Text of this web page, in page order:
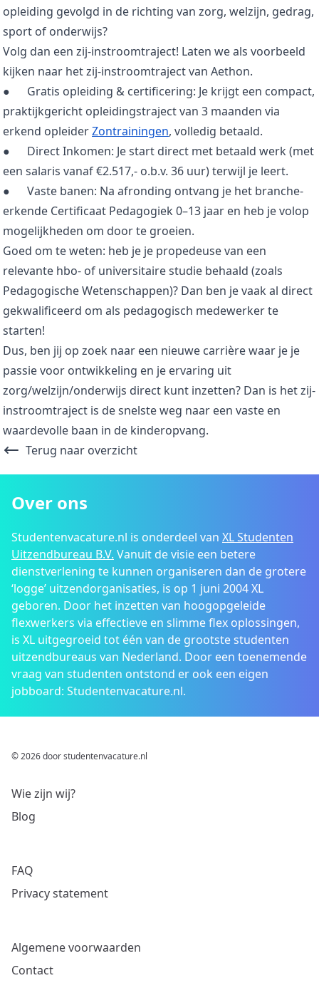
opleiding gevolgd in de richting van zorg, welzijn, gedrag,
sport of onderwijs?
Volg dan een zij-instroomtraject! Laten we als voorbeeld
kijken naar het zij-instroomtraject van Aethon.
● Gratis opleiding & certificering: Je krijgt een compact,
praktijkgericht opleidingstraject van 3 maanden via
erkend opleiderZontrainingen, volledig betaald.
● Direct Inkomen: Je start direct met betaald werk (met
een salaris vanaf €2.517,- o.b.v. 36 uur) terwijl je leert.
● Vaste banen: Na afronding ontvang je het branche-
erkende Certificaat Pedagogiek 0–13 jaar en heb je volop
mogelijkheden om door te groeien.
Goed om te weten: heb je je propedeuse van een
relevante hbo- of universitaire studie behaald (zoals
Pedagogische Wetenschappen)? Dan ben je vaak al direct
gekwalificeerd om als pedagogisch medewerker te
starten!
Dus, ben jij op zoek naar een nieuwe carrière waar je je
passie voor ontwikkeling en je ervaring uit
zorg/welzijn/onderwijs direct kunt inzetten? Dan is het zij-
instroomtraject is de snelste weg naar een vaste en
waardevolle baan in de kinderopvang.
Terug naar overzicht
Over ons
Studentenvacature.nl is onderdeel van XL Studenten
Uitzendbureau B.V. Vanuit de visie een betere
dienstverlening te kunnen organiseren dan de grotere
‘logge’ uitzendorganisaties, is op 1 juni 2004 XL
geboren. Door het inzetten van hoogopgeleide
flexwerkers via effectieve en slimme flex oplossingen,
is XL uitgegroeid tot één van de grootste studenten
uitzendbureaus van Nederland. Door een toenemende
vraag van studenten ontstond er ook een eigen
jobboard: Studentenvacature.nl.
© 2026 door studentenvacature.nl
Wie zijn wij?
Blog
FAQ
Privacy statement
Algemene voorwaarden
Contact